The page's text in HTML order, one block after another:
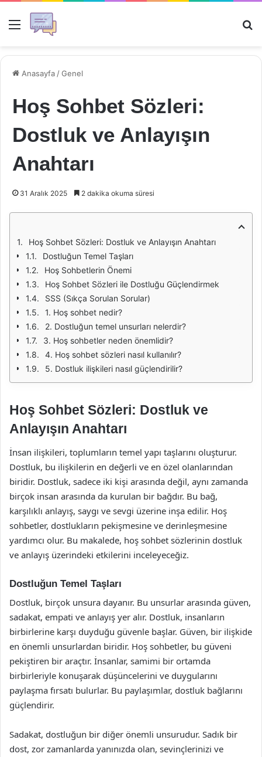
Menü
Anasayfa /Genel
Hoş Sohbet Sözleri:
Dostluk ve Anlayışın
Anahtarı
31 Aralık 2025 2 dakika okuma süresi
Hoş Sohbet Sözleri: Dostluk ve Anlayışın Anahtarı
Dostluğun Temel Taşları
Hoş Sohbetlerin Önemi
Hoş Sohbet Sözleri ile Dostluğu Güçlendirmek
SSS (Sıkça Sorulan Sorular)
1. Hoş sohbet nedir?
2. Dostluğun temel unsurları nelerdir?
3. Hoş sohbetler neden önemlidir?
4. Hoş sohbet sözleri nasıl kullanılır?
5. Dostluk ilişkileri nasıl güçlendirilir?
Hoş Sohbet Sözleri: Dostluk ve
Anlayışın Anahtarı
İnsan ilişkileri, toplumların temel yapı taşlarını oluşturur.
Dostluk, bu ilişkilerin en değerli ve en özel olanlarından
biridir. Dostluk, sadece iki kişi arasında değil, aynı zamanda
birçok insan arasında da kurulan bir bağdır. Bu bağ,
karşılıklı anlayış, saygı ve sevgi üzerine inşa edilir. Hoş
sohbetler, dostlukların pekişmesine ve derinleşmesine
yardımcı olur. Bu makalede, hoş sohbet sözlerinin dostluk
ve anlayış üzerindeki etkilerini inceleyeceğiz.
Dostluğun Temel Taşları
Dostluk, birçok unsura dayanır. Bu unsurlar arasında güven,
sadakat, empati ve anlayış yer alır. Dostluk, insanların
birbirlerine karşı duyduğu güvenle başlar. Güven, bir ilişkide
en önemli unsurlardan biridir. Hoş sohbetler, bu güveni
pekiştiren bir araçtır. İnsanlar, samimi bir ortamda
birbirleriyle konuşarak düşüncelerini ve duygularını
paylaşma fırsatı bulurlar. Bu paylaşımlar, dostluk bağlarını
güçlendirir.
Sadakat, dostluğun bir diğer önemli unsurudur. Sadık bir
dost, zor zamanlarda yanınızda olan, sevinçlerinizi ve